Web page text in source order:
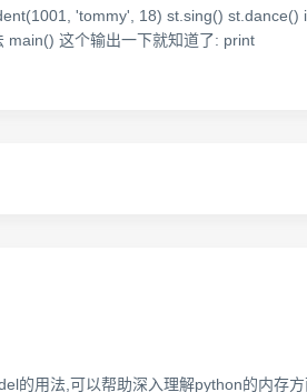
'tommy', 18) st.sing()
main() 这个输出一下就知道了: print
的用法,可以帮助深入理解python的内存